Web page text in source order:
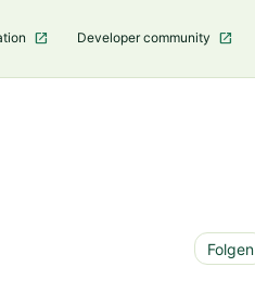
Developer community
Folgen